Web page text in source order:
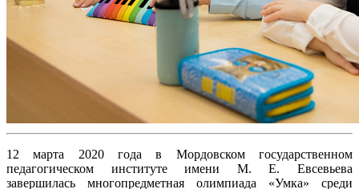
12 марта 2020 года в Мордовском государственном
педагогическом институте имени М. Е. Евсевьева
завершилась многопредметная олимпиада «Умка» среди